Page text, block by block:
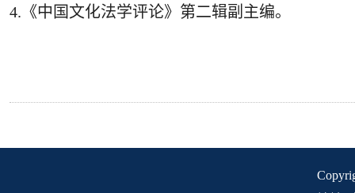
4.《中国文化法学评论》第二辑副主编。